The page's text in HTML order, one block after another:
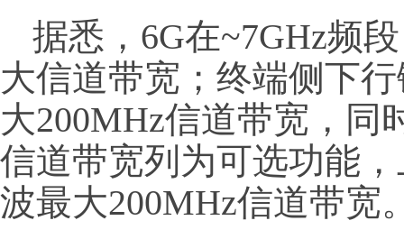
据悉，6G在~7GHz频
大信道带宽；终端侧下
大200MHz信道带宽，同
信道带宽列为可选功能
波最大200MHz信道带宽